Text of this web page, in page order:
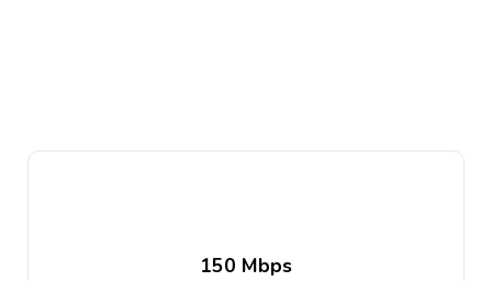
150 Mbps